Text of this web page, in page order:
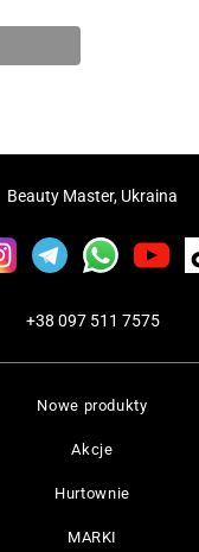
Nowe produkty
Akcje
Hurtownie
MARKI
Beauty Master, Ukraina
+38 097 511 7575